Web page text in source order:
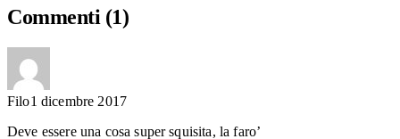
Commenti (1)
Filo1 dicembre 2017
Deve essere una cosa super squisita, la faro’